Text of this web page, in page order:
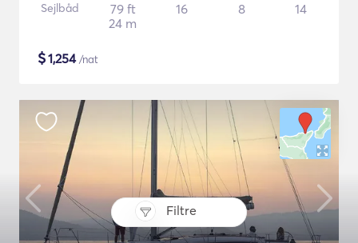
Filtre
Sejlbåd
79 ft
24 m
16 8 14
$1,254/nat